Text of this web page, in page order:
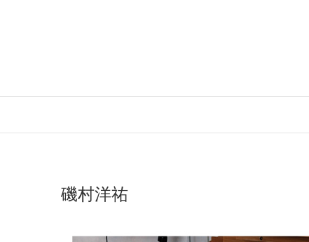
磯村洋祐